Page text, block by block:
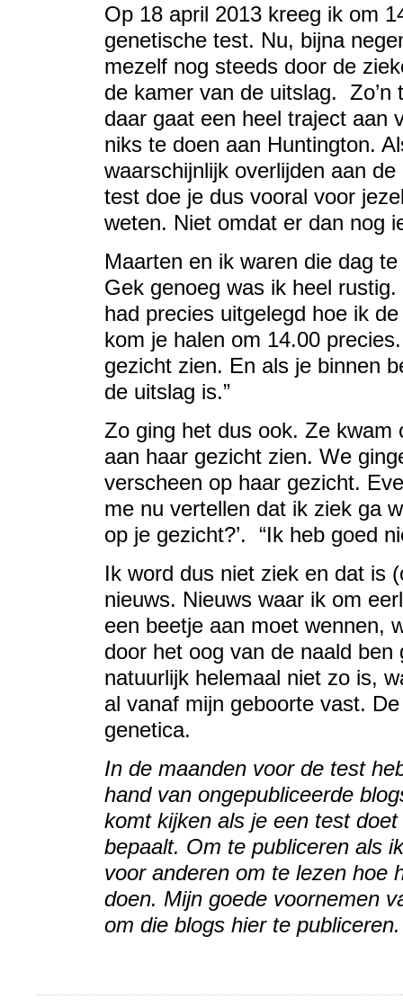
Op 18 april 2013 kreeg ik om
genetische test. Nu, bijna
mezelf nog steeds door de
de kamer van de uitslag. Zo’n
daar gaat een heel traject aan
niks te doen aan Huntington.
waarschijnlijk overlijden aan
test doe je dus vooral voor
weten. Niet omdat er dan nog
Maarten en ik waren die dag
Gek genoeg was ik heel
had precies uitgelegd hoe ik
kom je halen om 14.00
gezicht zien. En als je binnen
de uitslag is.”
Zo ging het dus ook. Ze kwam
aan haar gezicht zien. We
verscheen op haar gezicht.
me nu vertellen dat ik ziek ga
op je gezicht?’. “Ik heb goed
Ik word dus niet ziek en dat is
nieuws. Nieuws waar ik om
een beetje aan moet wennen,
door het oog van de naald ben
natuurlijk helemaal niet zo is,
al vanaf mijn geboorte vast.
genetica.
In de maanden voor de test
hand van ongepubliceerde
komt kijken als je een test
bepaalt. Om te publiceren als
voor anderen om te lezen hoe
doen. Mijn goede voornemen
om die blogs hier te